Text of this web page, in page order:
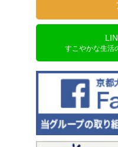
すこやかな生活